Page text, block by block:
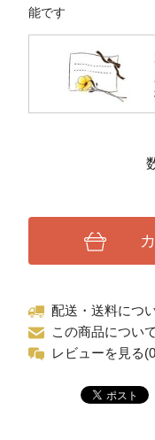
能です
配送・送料につ
この商品につい
レビューを見る